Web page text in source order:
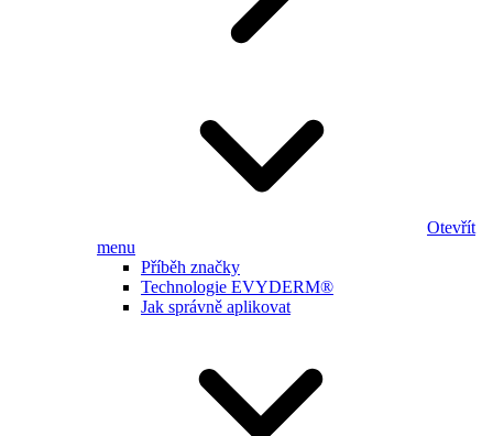
Otevřít
menu
Příběh značky
Technologie EVYDERM®
Jak správně aplikovat